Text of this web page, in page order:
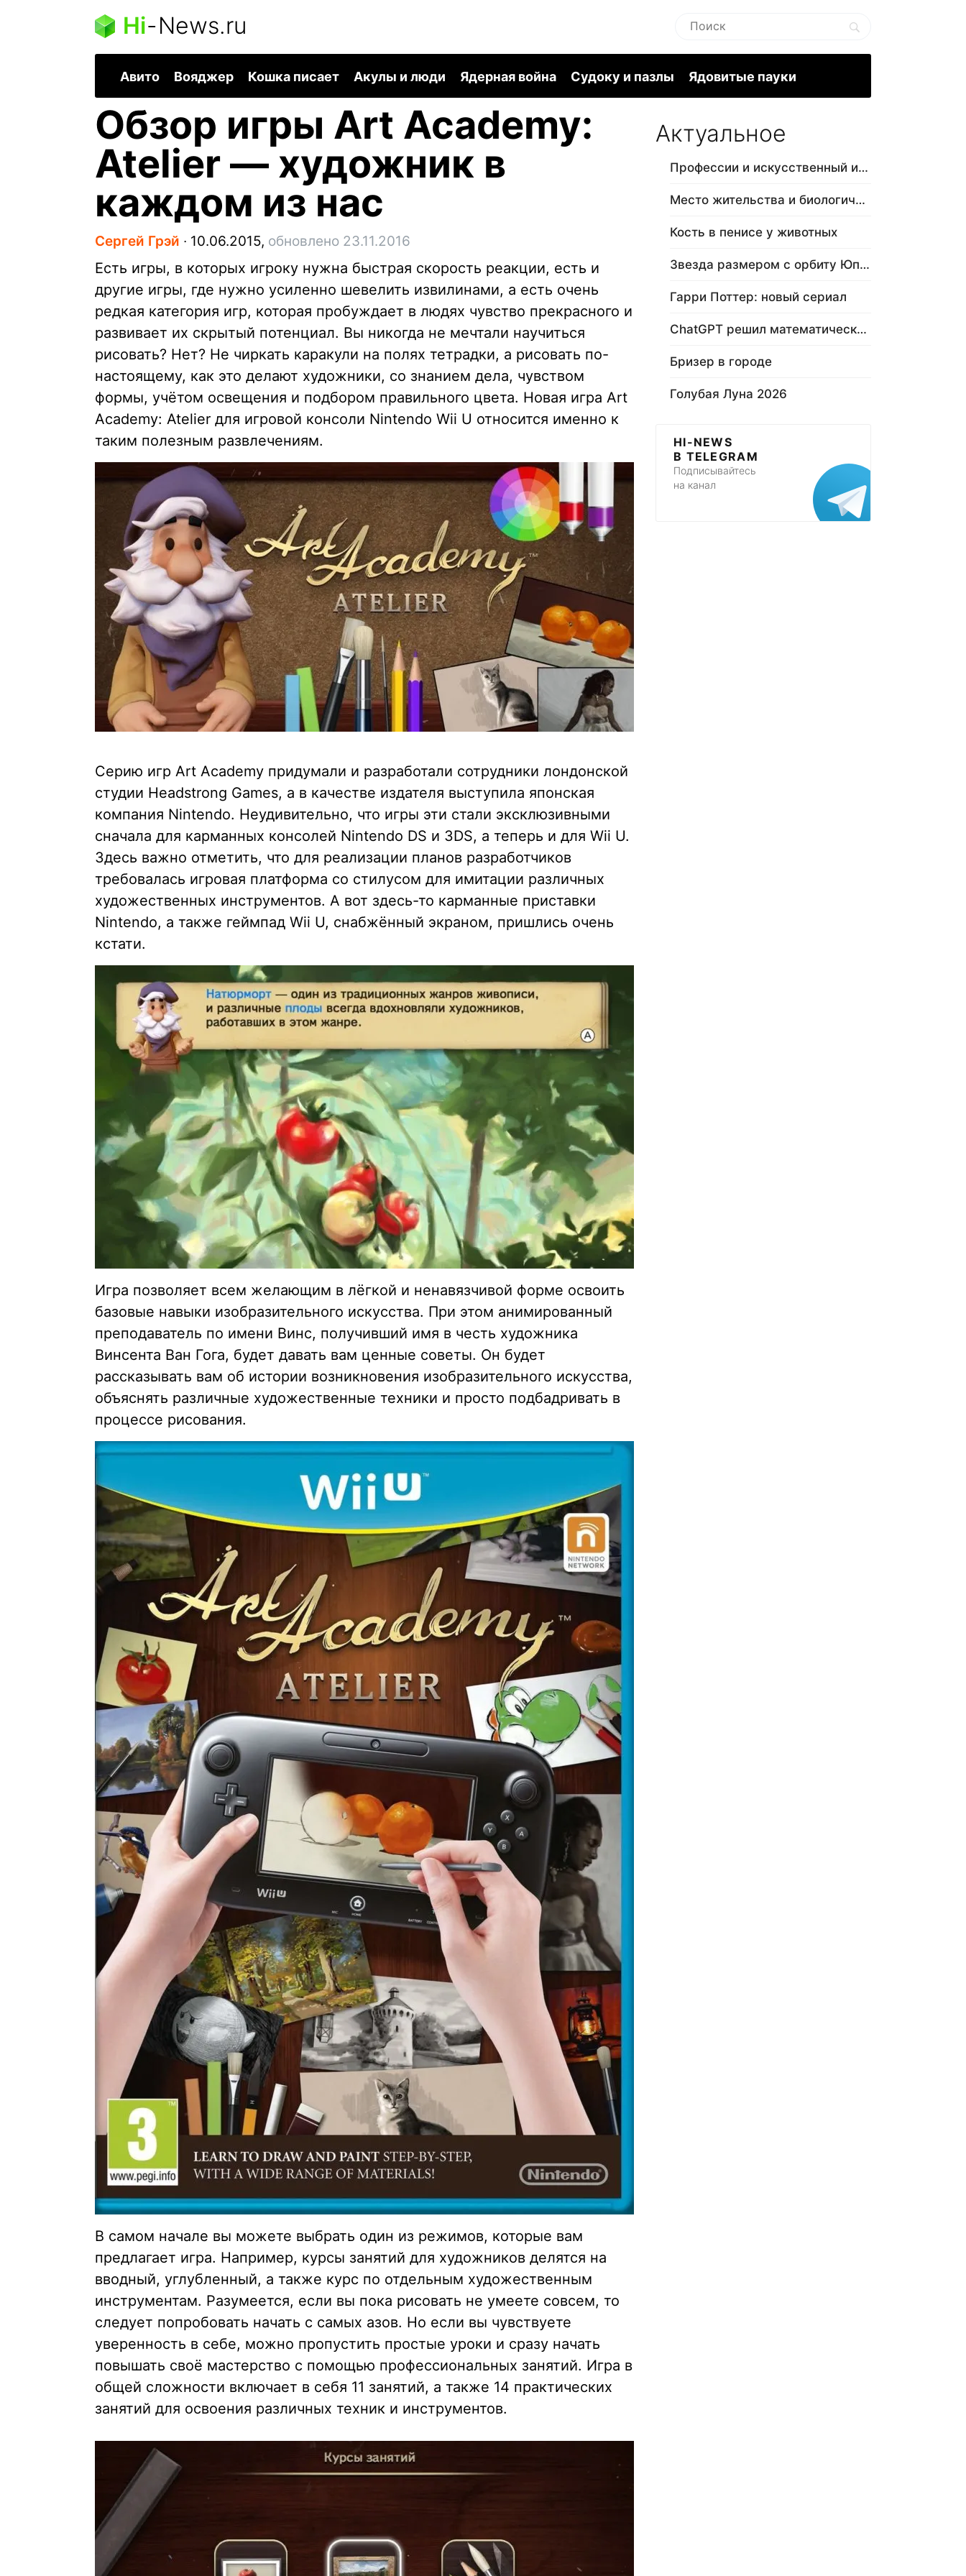
Hi-News.ru
Авито Вояджер Кошка писает Акулы и люди Ядерная война Судоку и пазлы Ядовитые пауки
Обзор игры Art Academy:
Atelier — художник в
каждом из нас
Сергей Грэй ∙ 10.06.2015, обновлено 23.11.2016
Есть игры, в которых игроку нужна быстрая скорость реакции, есть и
другие игры, где нужно усиленно шевелить извилинами, а есть очень
редкая категория игр, которая пробуждает в людях чувство прекрасного и
развивает их скрытый потенциал. Вы никогда не мечтали научиться
рисовать? Нет? Не чиркать каракули на полях тетрадки, а рисовать по-
настоящему, как это делают художники, со знанием дела, чувством
формы, учётом освещения и подбором правильного цвета. Новая игра Art
Academy: Atelier для игровой консоли Nintendo Wii U относится именно к
таким полезным развлечениям.
Серию игр Art Academy придумали и разработали сотрудники лондонской
студии Headstrong Games, а в качестве издателя выступила японская
компания Nintendo. Неудивительно, что игры эти стали эксклюзивными
сначала для карманных консолей Nintendo DS и 3DS, а теперь и для Wii U.
Здесь важно отметить, что для реализации планов разработчиков
требовалась игровая платформа со стилусом для имитации различных
художественных инструментов. А вот здесь-то карманные приставки
Nintendo, а также геймпад Wii U, снабжённый экраном, пришлись очень
кстати.
Игра позволяет всем желающим в лёгкой и ненавязчивой форме освоить
базовые навыки изобразительного искусства. При этом анимированный
преподаватель по имени Винс, получивший имя в честь художника
Винсента Ван Гога, будет давать вам ценные советы. Он будет
рассказывать вам об истории возникновения изобразительного искусства,
объяснять различные художественные техники и просто подбадривать в
процессе рисования.
В самом начале вы можете выбрать один из режимов, которые вам
предлагает игра. Например, курсы занятий для художников делятся на
вводный, углубленный, а также курс по отдельным художественным
инструментам. Разумеется, если вы пока рисовать не умеете совсем, то
следует попробовать начать с самых азов. Но если вы чувствуете
уверенность в себе, можно пропустить простые уроки и сразу начать
повышать своё мастерство с помощью профессиональных занятий. Игра в
общей сложности включает в себя 11 занятий, а также 14 практических
занятий для освоения различных техник и инструментов.
Актуальное
Профессии и искусственный интеллект
Место жительства и биологический в…
Кость в пенисе у животных
Звезда размером с орбиту Юпитера
Гарри Поттер: новый сериал
ChatGPT решил математическую задачу
Бризер в городе
Голубая Луна 2026
HI-NEWS
В TELEGRAM
Подписывайтесь
на канал